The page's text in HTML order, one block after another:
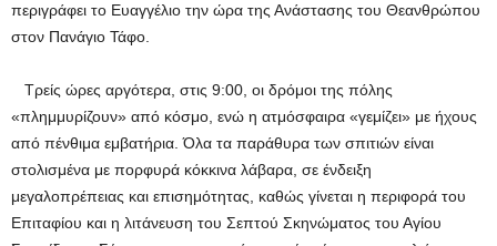
περιγράφει το Ευαγγέλιο την ώρα της Ανάστασης του Θεανθρώπου
στον Πανάγιο Τάφο.
Τρείς ώρες αργότερα, στις 9:00, οι δρόμοι της πόλης
«πλημμυρίζουν» από κόσμο, ενώ η ατμόσφαιρα «γεμίζει» με ήχους
από πένθιμα εμβατήρια. Όλα τα παράθυρα των σπιτιών είναι
στολισμένα με πορφυρά κόκκινα λάβαρα, σε ένδειξη
μεγαλοπρέπειας και επισημότητας, καθώς γίνεται η περιφορά του
Επιταφίου και η λιτάνευση του Σεπτού Σκηνώματος του Αγίου